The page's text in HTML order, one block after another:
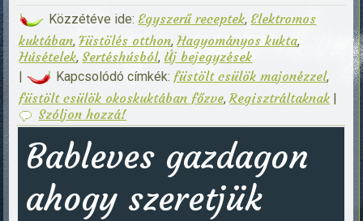
Közzétéve ide: Egyszerű receptek, Elektromos
kuktában,Füstölés otthon,Hagyományos kukta,
Húsételek, Sertéshúsból, Új bejegyzések
| Kapcsolódó címkék: füstölt csülök majonézzel,
füstölt csülök okoskuktában főzve,Regisztráltaknak
Szóljon hozzá!
Bableves gazdagon
ahogy szeretjük